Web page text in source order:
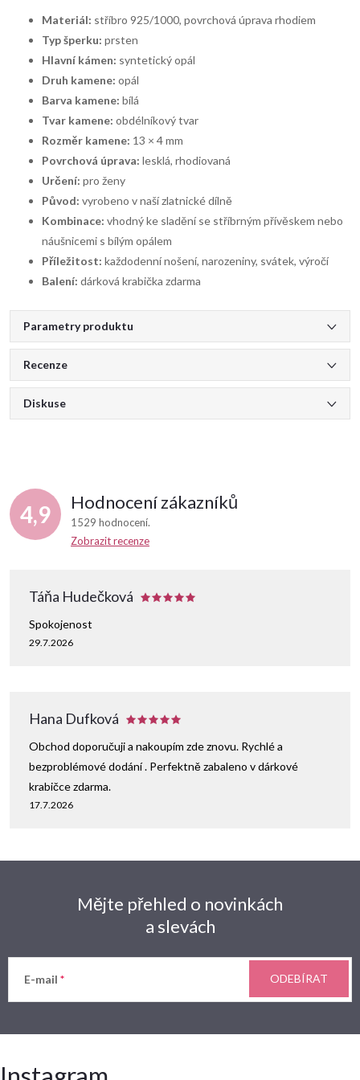
Materiál: stříbro 925/1000, povrchová úprava rhodiem
Typ šperku: prsten
Hlavní kámen: syntetický opál
Druh kamene: opál
Barva kamene: bílá
Tvar kamene: obdélníkový tvar
Rozměr kamene: 13 × 4 mm
Povrchová úprava: lesklá, rhodiovaná
Určení: pro ženy
Původ: vyrobeno v naší zlatnické dílně
Kombinace: vhodný ke sladění se stříbrným přívěskem nebo
náušnicemi s bílým opálem
Příležitost: každodenní nošení, narozeniny, svátek, výročí
Balení: dárková krabička zdarma
Parametry produktu
Recenze
Diskuse
4,9 Hodnocení zákazníků
1529 hodnocení
Zobrazit recenze
Táňa Hudečková
29.7.2026
Spokojenost
Hana Dufková
17.7.2026
Obchod doporučuji a nakoupím zde znovu. Rychlé a
bezproblémové dodání . Perfektně zabaleno v dárkové
krabičce zdarma.
Mějte přehled o novinkách
a slevách
E-mail ODEBÍRAT